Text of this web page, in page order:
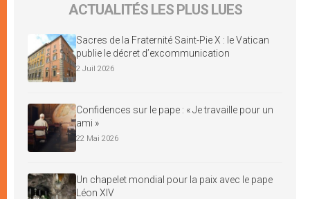
ACTUALITÉS LES PLUS LUES
Sacres de la Fraternité Saint-Pie X : le Vatican
publie le décret d’excommunication
2 Juil 2026
Confidences sur le pape : « Je travaille pour un
ami »
22 Mai 2026
Un chapelet mondial pour la paix avec le pape
Léon XIV